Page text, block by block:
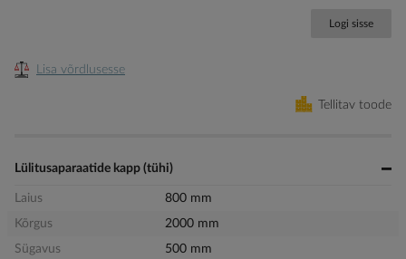
Logi sisse
Lisa võrdlusesse
Tellitav toode
Lülitusaparaatide kapp (tühi)
Laius
800 mm
Kõrgus
2000 mm
Sügavus
500 mm